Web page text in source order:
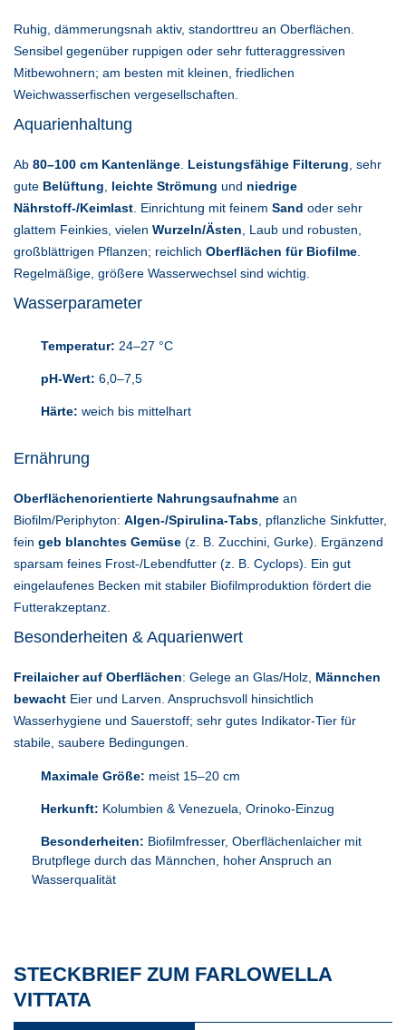
Ruhig, dämmerungsnah aktiv, standorttreu an Oberflächen.
Sensibel gegenüber ruppigen oder sehr futteraggressiven
Mitbewohnern; am besten mit kleinen, friedlichen
Weichwasserfischen vergesellschaften.
Aquarienhaltung
Ab 80–100 cm Kantenlänge. Leistungsfähige Filterung, sehr
gute Belüftung, leichte Strömung und niedrige
Nährstoff-/Keimlast. Einrichtung mit feinem Sand oder sehr
glattem Feinkies, vielen Wurzeln/Ästen, Laub und robusten,
großblättrigen Pflanzen; reichlich Oberflächen für Biofilme.
Regelmäßige, größere Wasserwechsel sind wichtig.
Wasserparameter
Temperatur: 24–27 °C
pH-Wert: 6,0–7,5
Härte: weich bis mittelhart
Ernährung
Oberflächenorientierte Nahrungsaufnahme an
Biofilm/Periphyton: Algen-/Spirulina-Tabs, pflanzliche Sinkfutter,
fein geb blanchtes Gemüse (z. B. Zucchini, Gurke). Ergänzend
sparsam feines Frost-/Lebendfutter (z. B. Cyclops). Ein gut
eingelaufenes Becken mit stabiler Biofilmproduktion fördert die
Futterakzeptanz.
Besonderheiten & Aquarienwert
Freilaicher auf Oberflächen: Gelege an Glas/Holz, Männchen
bewacht Eier und Larven. Anspruchsvoll hinsichtlich
Wasserhygiene und Sauerstoff; sehr gutes Indikator-Tier für
stabile, saubere Bedingungen.
Maximale Größe: meist 15–20 cm
Herkunft: Kolumbien & Venezuela, Orinoko-Einzug
Besonderheiten: Biofilmfresser, Oberflächenlaicher mit
Brutpflege durch das Männchen, hoher Anspruch an
Wasserqualität
STECKBRIEF ZUM FARLOWELLA
VITTATA